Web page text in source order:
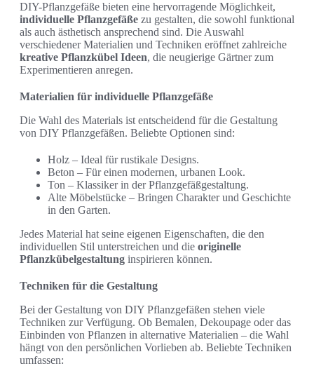
DIY-Pflanzgefäße bieten eine hervorragende Möglichkeit,
individuelle Pflanzgefäße zu gestalten, die sowohl funktional
als auch ästhetisch ansprechend sind. Die Auswahl
verschiedener Materialien und Techniken eröffnet zahlreiche
kreative Pflanzkübel Ideen, die neugierige Gärtner zum
Experimentieren anregen.
Materialien für individuelle Pflanzgefäße
Die Wahl des Materials ist entscheidend für die Gestaltung
von DIY Pflanzgefäßen. Beliebte Optionen sind:
Holz – Ideal für rustikale Designs.
Beton – Für einen modernen, urbanen Look.
Ton – Klassiker in der Pflanzgefäßgestaltung.
Alte Möbelstücke – Bringen Charakter und Geschichte
in den Garten.
Jedes Material hat seine eigenen Eigenschaften, die den
individuellen Stil unterstreichen und die originelle
Pflanzkübelgestaltung inspirieren können.
Techniken für die Gestaltung
Bei der Gestaltung von DIY Pflanzgefäßen stehen viele
Techniken zur Verfügung. Ob Bemalen, Dekoupage oder das
Einbinden von Pflanzen in alternative Materialien – die Wahl
hängt von den persönlichen Vorlieben ab. Beliebte Techniken
umfassen: